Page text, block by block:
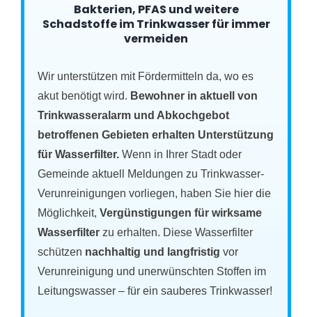
Bakterien, PFAS und weitere
Schadstoffe im Trinkwasser für immer
vermeiden
Wir unterstützen mit Fördermitteln da, wo es
akut benötigt wird. Bewohner in aktuell von
Trinkwasseralarm und Abkochgebot
betroffenen Gebieten erhalten Unterstützung
für Wasserfilter.Wenn in Ihrer Stadt oder
Gemeinde aktuell Meldungen zu Trinkwasser-
Verunreinigungen vorliegen, haben Sie hier die
Möglichkeit,Vergünstigungen für wirksame
Wasserfilter zu erhalten. Diese Wasserfilter
schützen nachhaltig und langfristig vor
Verunreinigung und unerwünschten Stoffen im
Leitungswasser – für ein sauberes Trinkwasser!